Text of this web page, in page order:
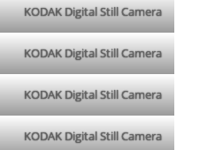
KODAK Digital Still Camera
KODAK Digital Still Camera
KODAK Digital Still Camera
KODAK Digital Still Camera